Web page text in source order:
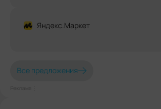
Яндекс.Маркет
Все предложения
Реклама⋮